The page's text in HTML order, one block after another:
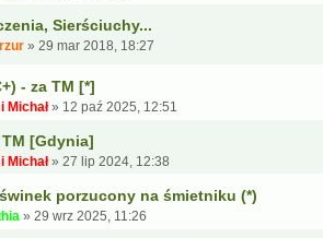
Sierściuchy...
» 29 mar 2018, 18:27
- za TM [*]
Michał» 12 paź 2025, 12:51
[Gdynia]
Michał» 27 lip 2024, 12:38
porzucony na śmietniku (*)
» 29 wrz 2025, 11:26